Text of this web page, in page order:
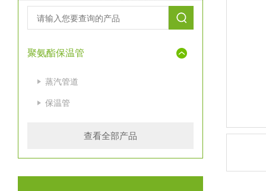
聚氨酯保温管
蒸汽管道
保温管
查看全部产品